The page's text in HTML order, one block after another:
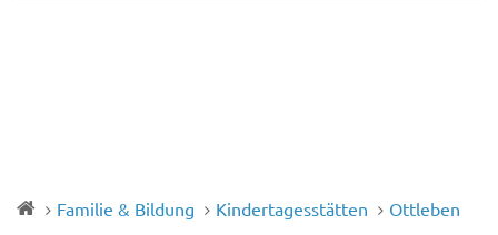
Familie & Bildung Kindertagesstätten Ottleben